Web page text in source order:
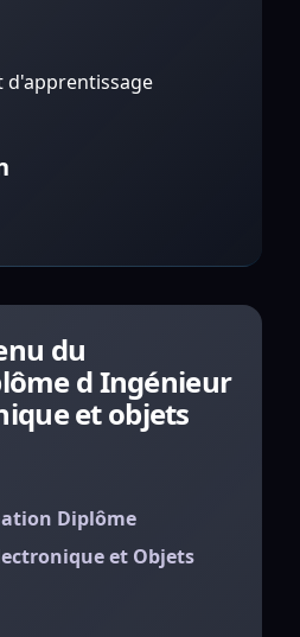
d'apprentissage
du
d Ingénieur
et objets
Diplôme
et Objets